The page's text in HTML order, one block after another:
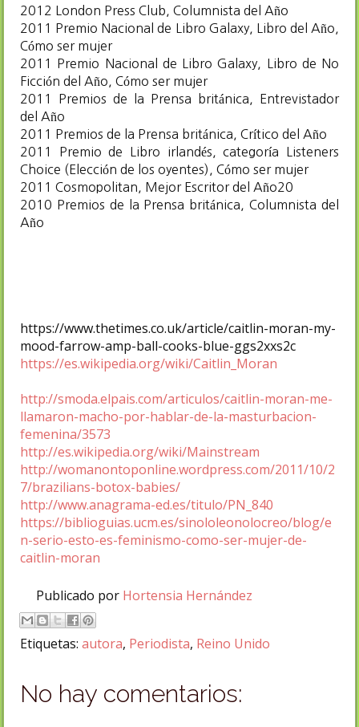
2012 London Press Club, Columnista del Año
2011 Premio Nacional de Libro Galaxy, Libro del Año,
Cómo ser mujer
2011 Premio Nacional de Libro Galaxy, Libro de No
Ficción del Año, Cómo ser mujer
2011 Premios de la Prensa británica, Entrevistador
del Año
2011 Premios de la Prensa británica, Crítico del Año
2011 Premio de Libro irlandés, categoría Listeners
Choice (Elección de los oyentes), Cómo ser mujer
2011 Cosmopolitan, Mejor Escritor del Año20​
2010 Premios de la Prensa británica, Columnista del
Año
https://www.thetimes.co.uk/article/caitlin-moran-my-
mood-farrow-amp-ball-cooks-blue-ggs2xxs2c
https://es.wikipedia.org/wiki/Caitlin_Moran
http://smoda.elpais.com/articulos/caitlin-moran-me-
llamaron-macho-por-hablar-de-la-masturbacion-
femenina/3573
http://es.wikipedia.org/wiki/Mainstream
http://womanontoponline.wordpress.com/2011/10/2
7/brazilians-botox-babies/
http://www.anagrama-ed.es/titulo/PN_840
https://biblioguias.ucm.es/sinololeonolocreo/blog/e
n-serio-esto-es-feminismo-como-ser-mujer-de-
caitlin-moran
Publicado por Hortensia Hernández
Etiquetas: autora, Periodista, Reino Unido
No hay comentarios: